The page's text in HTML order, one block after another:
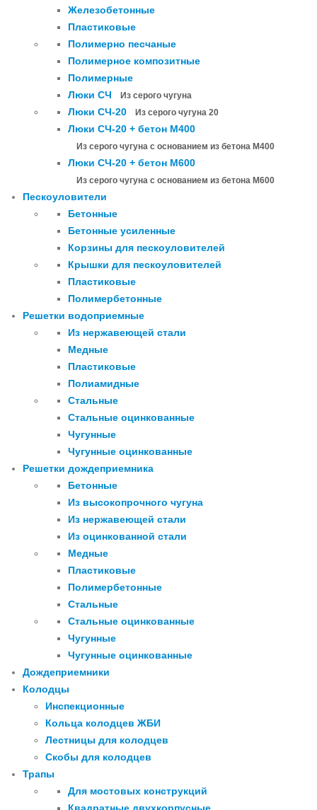
Железобетонные
Пластиковые
Полимерно песчаные
Полимерное композитные
Полимерные
Люки СЧ
Из серого чугуна
Люки СЧ-20 Из серого чугуна 20
Люки СЧ-20 + бетон М400
Из серого чугуна с основанием из бетона М400
Люки СЧ-20 + бетон М600
Из серого чугуна с основанием из бетона М600
Пескоуловители
Бетонные
Бетонные усиленные
Корзины для пескоуловителей
Крышки для пескоуловителей
Пластиковые
Полимербетонные
Решетки водоприемные
Из нержавеющей стали
Медные
Пластиковые
Полиамидные
Стальные
Стальные оцинкованные
Чугунные
Чугунные оцинкованные
Решетки дождеприемника
Бетонные
Из высокопрочного чугуна
Из нержавеющей стали
Из оцинкованной стали
Медные
Пластиковые
Полимербетонные
Стальные
Стальные оцинкованные
Чугунные
Чугунные оцинкованные
Дождеприемники
Колодцы
Инспекционные
Кольца колодцев ЖБИ
Лестницы для колодцев
Скобы для колодцев
Трапы
Для мостовых конструкций